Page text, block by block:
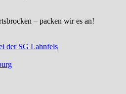
– packen wir es an!
der SG Lahnfels